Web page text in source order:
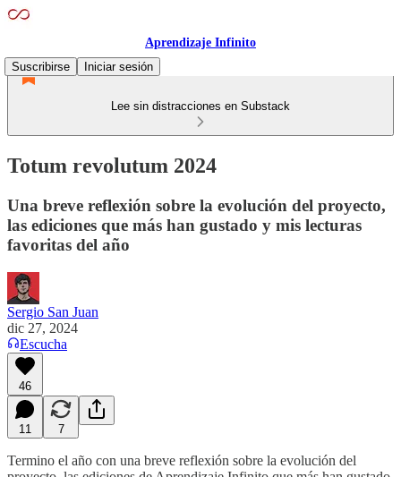
Aprendizaje Infinito
Suscribirse
Iniciar sesión
Lee sin distracciones en Substack
Totum revolutum 2024
Una breve reflexión sobre la evolución del proyecto,
las ediciones que más han gustado y mis lecturas
favoritas del año
Sergio San Juan
dic 27, 2024
Escucha
46
11 7
Termino el año con una breve reflexión sobre la evolución del